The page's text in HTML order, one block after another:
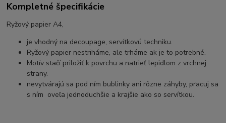
Kompletné špecifikácie
Ryžový papier A4,
je vhodný na decoupage, servítkovú techniku.
Ryžový papier nestriháme, ale trháme ak je to potrebné.
Motív stačí priložiť k povrchu a natrieť lepidlom z vrchnej
strany.
nevytvárajú sa pod ním bublinky ani rôzne záhyby, pracuj sa
s ním oveľa jednoduchšie a krajšie ako so servítkou.